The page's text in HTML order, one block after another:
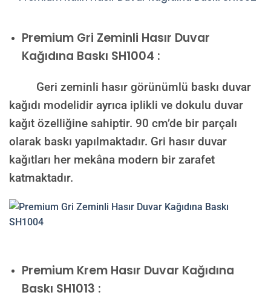
Premium Gri Zeminli Hasır Duvar
Kağıdına Baskı SH1004 :
Geri zeminli hasır görünümlü baskı duvar
kağıdı modelidir ayrıca iplikli ve dokulu duvar
kağıt özelliğine sahiptir. 90 cm’de bir parçalı
olarak baskı yapılmaktadır. Gri hasır duvar
kağıtları her mekâna modern bir zarafet
katmaktadır.
Premium Krem Hasır Duvar Kağıdına
Baskı SH1013 :